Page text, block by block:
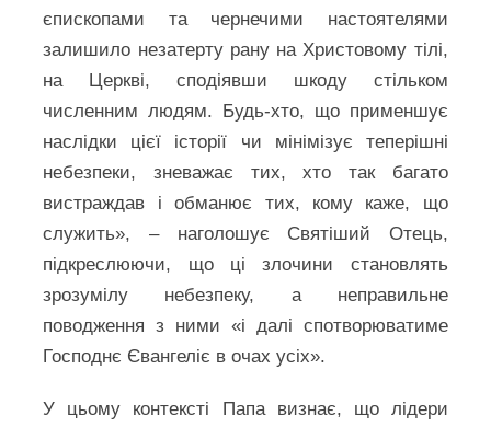
єпископами та чернечими настоятелями
залишило незатерту рану на Христовому тілі,
на Церкві, сподіявши шкоду стільком
численним людям. Будь-хто, що применшує
наслідки цієї історії чи мінімізує теперішні
небезпеки, зневажає тих, хто так багато
вистраждав і обманює тих, кому каже, що
служить», – наголошує Святіший Отець,
підкреслюючи, що ці злочини становлять
зрозумілу небезпеку, а неправильне
поводження з ними «і далі спотворюватиме
Господнє Євангеліє в очах усіх».
У цьому контексті Папа визнає, що лідери